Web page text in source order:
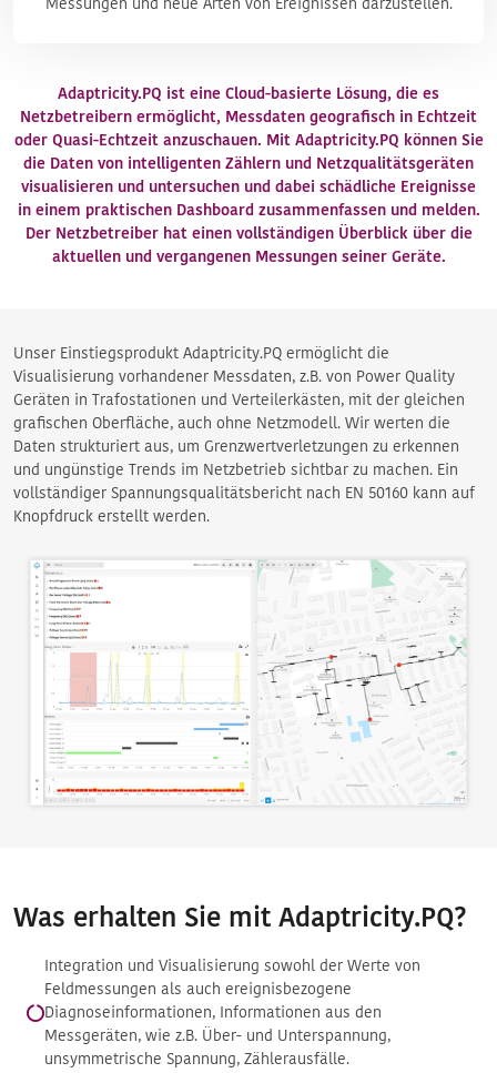
Adaptricity.PQ ist eine Cloud-basierte Lösung, die es
Netzbetreibern ermöglicht, Messdaten geografisch in Echtzeit
oder Quasi-Echtzeit anzuschauen. Mit Adaptricity.PQ können Sie
die Daten von intelligenten Zählern und Netzqualitätsgeräten
visualisieren und untersuchen und dabei schädliche Ereignisse
in einem praktischen Dashboard zusammenfassen und melden.
Der Netzbetreiber hat einen vollständigen Überblick über die
aktuellen und vergangenen Messungen seiner Geräte.
Unser Einstiegsprodukt Adaptricity.PQ ermöglicht die
Visualisierung vorhandener Messdaten, z.B. von Power Quality
Geräten in Trafostationen und Verteilerkästen, mit der gleichen
grafischen Oberfläche, auch ohne Netzmodell. Wir werten die
Daten strukturiert aus, um Grenzwertverletzungen zu erkennen
und ungünstige Trends im Netzbetrieb sichtbar zu machen. Ein
vollständiger Spannungsqualitätsbericht nach EN 50160 kann auf
Knopfdruck erstellt werden.
Was erhalten Sie mit Adaptricity.PQ?
Integration und Visualisierung sowohl der Werte von
Feldmessungen als auch ereignisbezogene
Diagnoseinformationen, Informationen aus den
Messgeräten, wie z.B. Über- und Unterspannung,
unsymmetrische Spannung, Zählerausfälle.